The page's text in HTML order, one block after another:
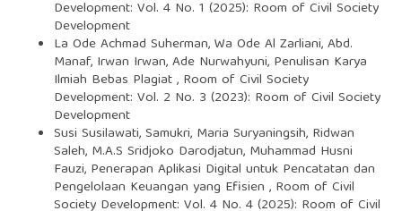
Development: Vol. 4 No. 1 (2025): Room of Civil Society
Development
La Ode Achmad Suherman, Wa Ode Al Zarliani, Abd.
Manaf, Irwan Irwan, Ade Nurwahyuni, Penulisan Karya
Ilmiah Bebas Plagiat, Room of Civil Society
Development: Vol. 2 No. 3 (2023): Room of Civil Society
Development
Susi Susilawati, Samukri, Maria Suryaningsih, Ridwan
Saleh, M.A.S Sridjoko Darodjatun, Muhammad Husni
Fauzi, Penerapan Aplikasi Digital untuk Pencatatan dan
Pengelolaan Keuangan yang Efisien , Room of Civil
Society Development: Vol. 4 No. 4 (2025): Room of Civil